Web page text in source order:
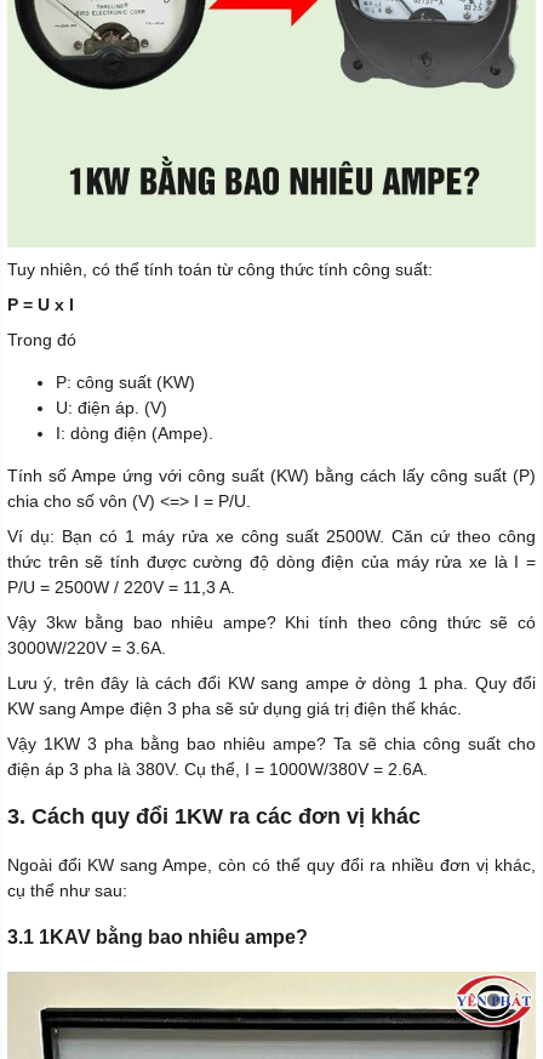
Tuy nhiên, có thể tính toán từ công thức tính công suất:
P = U x I
Trong đó
P: công suất (KW)
U: điện áp. (V)
I: dòng điện (Ampe).
Tính số Ampe ứng với công suất (KW) bằng cách lấy công suất (P)
chia cho số vôn (V) <=> I = P/U.
Ví dụ: Bạn có 1 máy rửa xe công suất 2500W. Căn cứ theo công
thức trên sẽ tính được cường độ dòng điện của máy rửa xe là I =
P/U = 2500W / 220V = 11,3 A.
Vậy 3kw bằng bao nhiêu ampe? Khi tính theo công thức sẽ có
3000W/220V = 3.6A.
Lưu ý, trên đây là cách đổi KW sang ampe ở dòng 1 pha. Quy đổi
KW sang Ampe điện 3 pha sẽ sử dụng giá trị điện thế khác.
Vậy 1KW 3 pha bằng bao nhiêu ampe? Ta sẽ chia công suất cho
điện áp 3 pha là 380V. Cụ thể, I = 1000W/380V = 2.6A.
3. Cách quy đổi 1KW ra các đơn vị khác
Ngoài đổi KW sang Ampe, còn có thể quy đổi ra nhiều đơn vị khác,
cụ thể như sau:
3.1 1KAV bằng bao nhiêu ampe?